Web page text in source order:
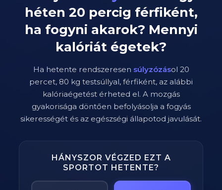
héten 20 percig férfiként,
ha fogyni akarok? Mennyi
kalóriát égetek?
Ha hetente rendszeresen súlyzózásol 20
percet, 80 kg testsúllyal, férfiként, az alábbi
kalóriaégetést érheted el. A mozgás
gyakorisága döntően befolyásolja a fogyás
sikerességét és az egészségi állapotod javulását.
HÁNYSZOR VÉGZED EZT A
SPORTOT HETENTE?